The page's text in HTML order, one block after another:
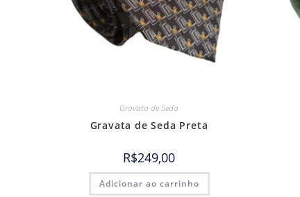
Gravata de Seda
Gravata de Seda Preta
R$249,00
Adicionar ao carrinho